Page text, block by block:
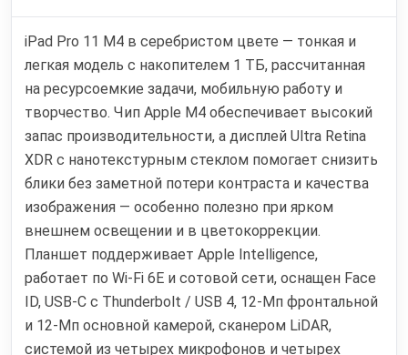
iPad Pro 11 M4 в серебристом цвете — тонкая и
легкая модель с накопителем 1 ТБ, рассчитанная
на ресурсоемкие задачи, мобильную работу и
творчество. Чип Apple M4 обеспечивает высокий
запас производительности, а дисплей Ultra Retina
XDR с нанотекстурным стеклом помогает снизить
блики без заметной потери контраста и качества
изображения — особенно полезно при ярком
внешнем освещении и в цветокоррекции.
Планшет поддерживает Apple Intelligence,
работает по Wi‑Fi 6E и сотовой сети, оснащен Face
ID, USB‑C с Thunderbolt / USB 4, 12‑Мп фронтальной
и 12‑Мп основной камерой, сканером LiDAR,
системой из четырех микрофонов и четырех